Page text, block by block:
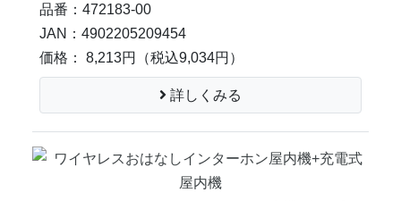
品番：472183-00
JAN：4902205209454
価格： 8,213円
（税込9,034円）
詳しくみる